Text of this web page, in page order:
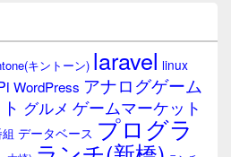
キントーン) laravel linux
WordPress アナログゲーム
グルメ ゲームマーケット
データベース プログラ